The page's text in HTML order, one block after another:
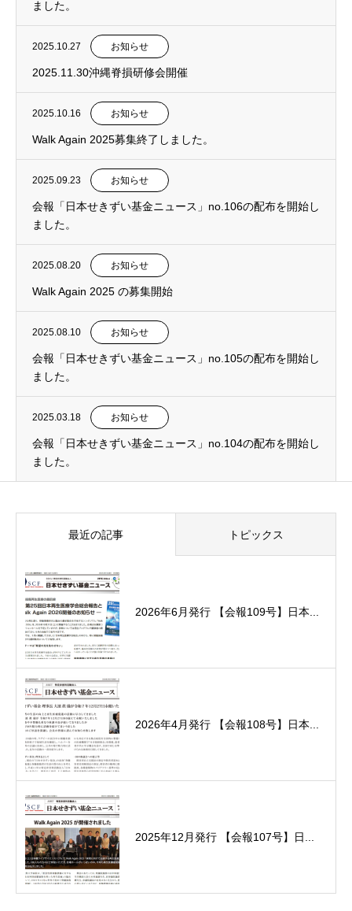
ました。
2025.10.27 お知らせ
2025.11.30沖縄脊損研修会開催
2025.10.16 お知らせ
Walk Again 2025募集終了しました。
2025.09.23 お知らせ
会報「日本せきずい基金ニュース」no.106の配布を開始し
ました。
2025.08.20 お知らせ
Walk Again 2025 の募集開始
2025.08.10 お知らせ
会報「日本せきずい基金ニュース」no.105の配布を開始し
ました。
2025.03.18 お知らせ
会報「日本せきずい基金ニュース」no.104の配布を開始し
ました。
最近の記事 トピックス
2026年6月発行 【会報109号】日本...
2026年4月発行 【会報108号】日本...
2025年12月発行 【会報107号】日...